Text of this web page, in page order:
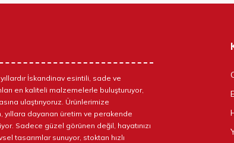
İskandinav esintili, sade ve
en kaliteli malzemelerle buluşturuyor,
ulaştırıyoruz. Ürünlerimize
yıllara dayanan üretim ve perakende
Sadece güzel görünen değil, hayatınızı
tasarımlar sunuyor, stoktan hızlı